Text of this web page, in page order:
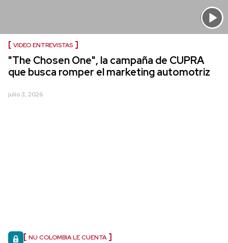
VIDEO ENTREVISTAS
"The Chosen One", la campaña de CUPRA
que busca romper el marketing automotriz
julio 3, 2026
NU COLOMBIA LE CUENTA